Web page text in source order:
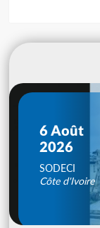
6 Août
2026
SODECI
Côte d'Ivoire